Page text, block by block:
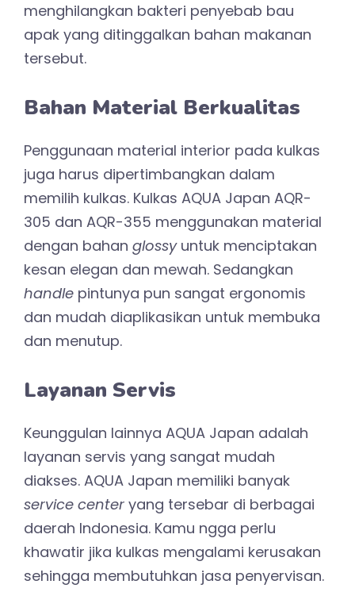
menghilangkan bakteri penyebab bau
apak yang ditinggalkan bahan makanan
tersebut.
Bahan Material Berkualitas
Penggunaan material interior pada kulkas
juga harus dipertimbangkan dalam
memilih kulkas. Kulkas AQUA Japan AQR-
305 dan AQR-355 menggunakan material
dengan bahan glossy untuk menciptakan
kesan elegan dan mewah. Sedangkan
handle pintunya pun sangat ergonomis
dan mudah diaplikasikan untuk membuka
dan menutup.
Layanan Servis
Keunggulan lainnya AQUA Japan adalah
layanan servis yang sangat mudah
diakses. AQUA Japan memiliki banyak
service center yang tersebar di berbagai
daerah Indonesia. Kamu ngga perlu
khawatir jika kulkas mengalami kerusakan
sehingga membutuhkan jasa penyervisan.